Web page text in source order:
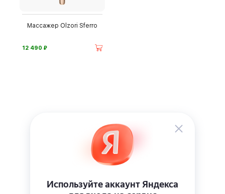
Массажер Olzori Sferro
12 490 ⃏